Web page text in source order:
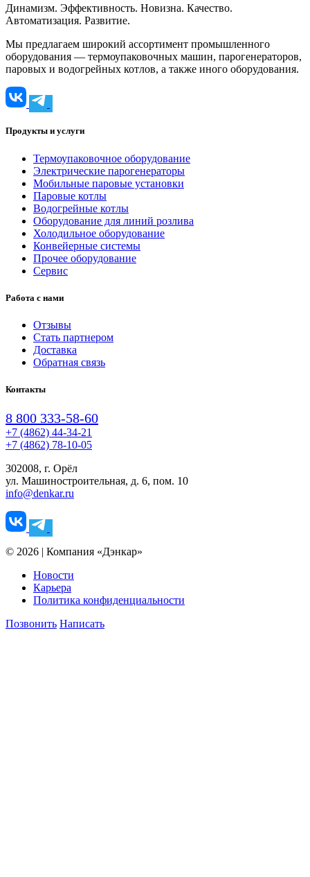
Динамизм. Эффективность. Новизна. Качество.
Автоматизация. Развитие.
Мы предлагаем широкий ассортимент промышленного
оборудования — термоупаковочных машин, парогенераторов,
паровых и водогрейных котлов, а также иного оборудования.
Продукты и услуги
Термоупаковочное оборудование
Электрические парогенераторы
Мобильные паровые установки
Паровые котлы
Водогрейные котлы
Оборудование для линий розлива
Холодильное оборудование
Конвейерные системы
Прочее оборудование
Сервис
Работа с нами
Отзывы
Стать партнером
Доставка
Обратная связь
Контакты
8 800 333-58-60
+7 (4862) 44-34-21
+7 (4862) 78-10-05
302008, г. Орёл
ул. Машиностроительная, д. 6, пом. 10
info@denkar.ru
© 2026 | Компания «Дэнкар»
Новости
Карьера
Политика конфиденциальности
Позвонить Написать